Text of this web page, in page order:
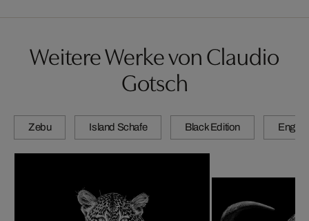
Weitere Werke von Claudio
Gotsch
Zebu Island Schafe Black Edition